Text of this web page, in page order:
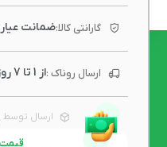
گارانتی کالا:ضمانت عیار
ارسال روناک :از 1 تا 7 روز کاری
ارسال